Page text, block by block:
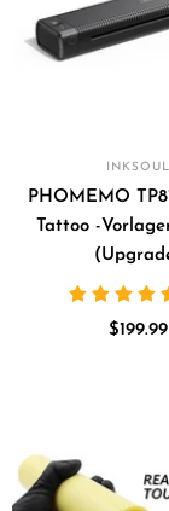
INKSOUL
PHOMEMO
Tattoo -
$199.99